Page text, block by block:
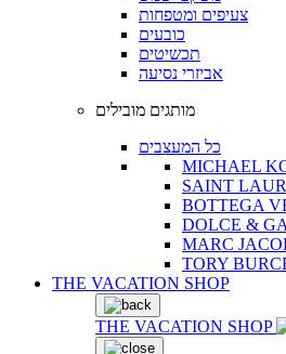
צעיפים ומטפחות
כובעים
תכשיטים
אביזרי נסיעה
מותגים מובילים
כל המעצבים
MICHAEL
SAINT
BOTTEGA
DOLCE &
MARC
TORY
THE VACATION SHOP
THE VACATION SHOP